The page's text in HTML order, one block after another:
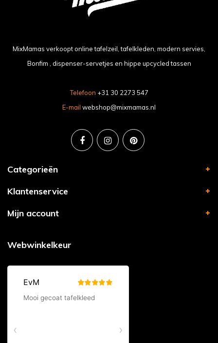
MixMamas verkoopt online tafelzeil, tafelkleden, modern servies,
Bonfim , dispenser-servetjes en hippe upcycled tassen
Telefoon +31 30 2273 547
E-mail webshop@mixmamas.nl
Categorieën
Klantenservice
Mijn account
Webwinkelkeur